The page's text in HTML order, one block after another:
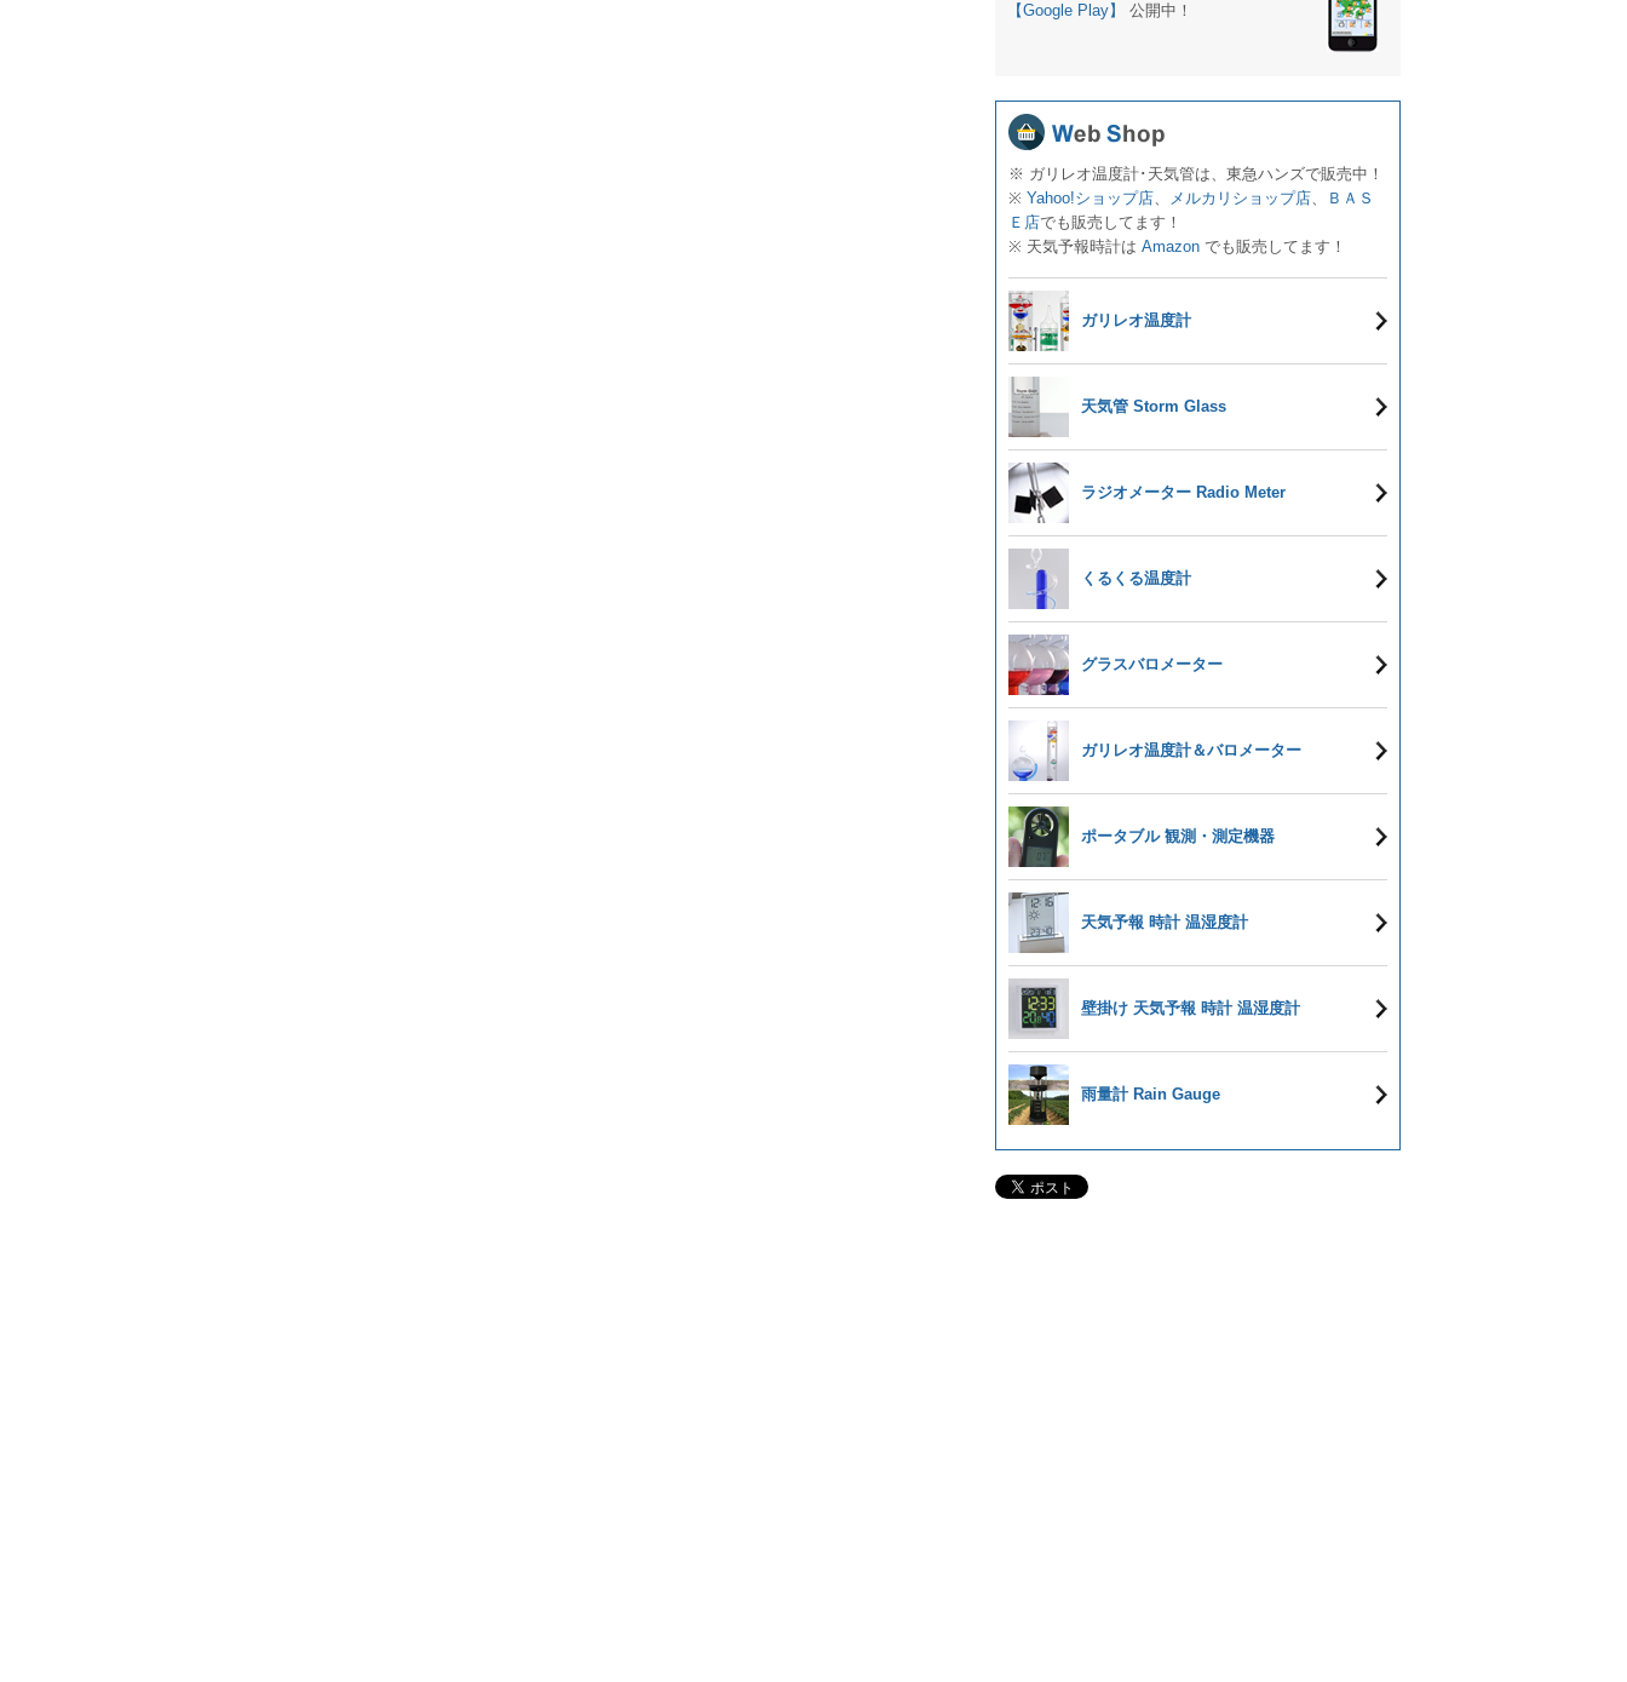
【Google Play】
公開中！
※ ガリレオ温度計･天気管は、東急ハンズで販売中！
※ Yahoo!ショップ店、 メルカリショップ店、
ＢＡＳ
Ｅ店でも販売してます！
※ 天気予報時計は Amazon でも販売してます！
ガリレオ温度計
天気管 Storm Glass
ラジオメーター Radio Meter
くるくる温度計
グラスバロメーター
ガリレオ温度計＆バロメーター
ポータブル 観測・測定機器
天気予報 時計 温湿度計
壁掛け 天気予報 時計 温湿度計
雨量計 Rain Gauge